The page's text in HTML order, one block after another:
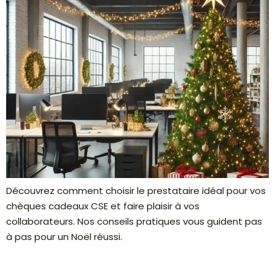
Découvrez comment choisir le prestataire idéal pour vos
chèques cadeaux CSE et faire plaisir à vos
collaborateurs. Nos conseils pratiques vous guident pas
à pas pour un Noël réussi.